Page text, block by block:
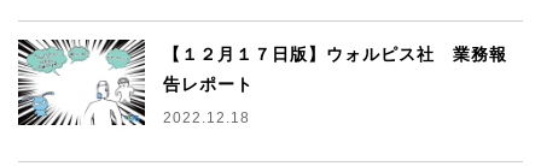
【１２月１７日版】ウォルピス社 業務報
告レポート
2022.12.18